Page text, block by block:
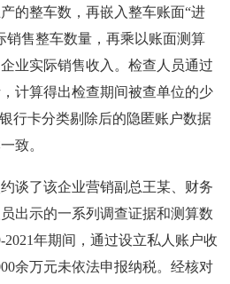
的整车数，再嵌入整车账面“进
销售整车数量，再乘以账面测算
业实际销售收入。检查人员通过
计算得出检查期间被查单位的少
行卡分类剔除后的隐匿账户数据
致。
了该企业营销副总王某、财务
出示的一系列调查证据和测算数
年期间，通过设立私人账户收
余万元未依法申报纳税。经核对